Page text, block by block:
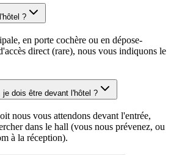
?
en porte cochère ou en dépose-
direct (rare), nous vous indiquons le
dois être devant l'hôtel ?
nous vous attendons devant l'entrée,
dans le hall (vous nous prévenez, ou
à la réception).